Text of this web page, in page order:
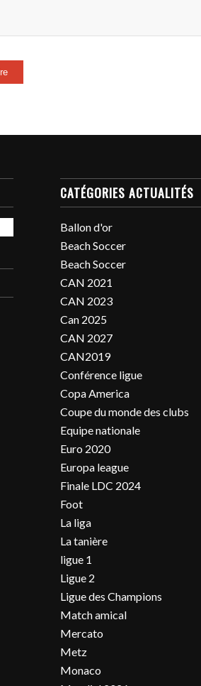
CATÉGORIES ACTUALITÉS
Ballon d'or
Beach Soccer
Beach Soccer
CAN 2021
CAN 2023
Can 2025
CAN 2027
CAN2019
Conférence ligue
Copa America
Coupe du monde des clubs
Equipe nationale
Euro 2020
Europa league
Finale LDC 2024
Foot
La liga
La tanière
ligue 1
Ligue 2
Ligue des Champions
Match amical
Mercato
Metz
Monaco